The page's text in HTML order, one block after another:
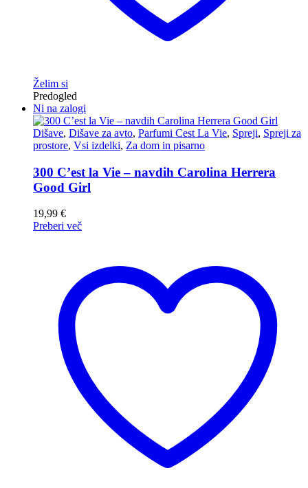
Želim si
Predogled
Ni na zalogi
Dišave, Dišave za avto, Parfumi Cest La Vie, Spreji, Spreji za
prostore, Vsi izdelki, Za dom in pisarno
300 C’est la Vie – navdih Carolina Herrera
Good Girl
19,99 €
Preberi več